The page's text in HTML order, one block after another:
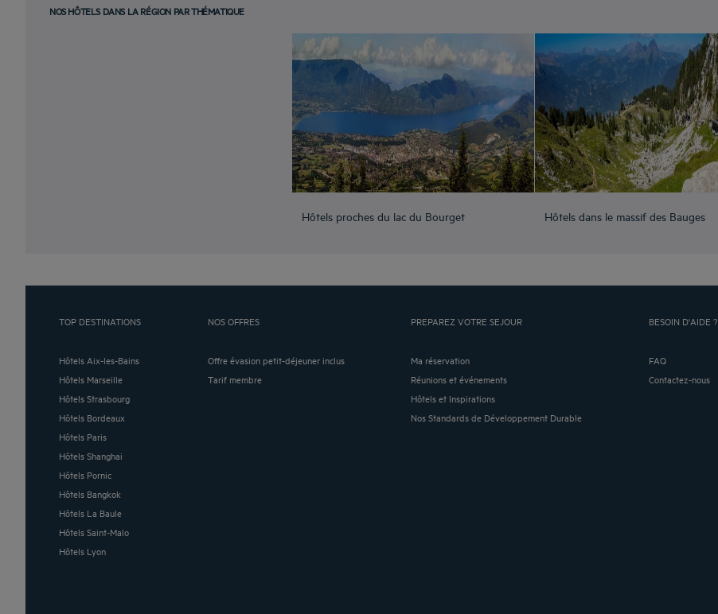
NOS HÔTELS DANS LA RÉGION PAR THÉMATIQUE
Hôtels proches du lac du Bourget Hôtels dans le massif des Bauges
TOP DESTINATIONS
Hôtels Aix-les-Bains
Hôtels Marseille
Hôtels Strasbourg
Hôtels Bordeaux
Hôtels Paris
Hôtels Shanghai
Hôtels Pornic
Hôtels Bangkok
Hôtels La Baule
Hôtels Saint-Malo
Hôtels Lyon
NOS OFFRES
Offre évasion petit-déjeuner inclus
Tarif membre
PREPAREZ VOTRE SEJOUR
Ma réservation
Réunions et événements
Hôtels et Inspirations
Nos Standards de Développement Durable
BESOIN D'AIDE ?
FAQ
Contactez-nous